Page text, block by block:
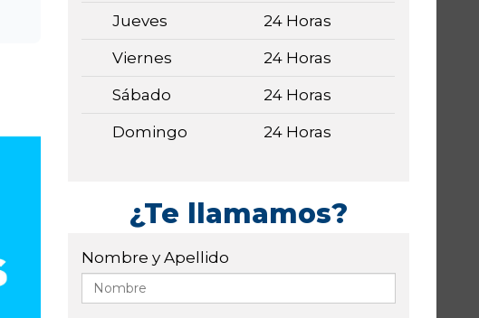
Jueves 24 Horas
Viernes 24 Horas
Sábado 24 Horas
Domingo 24 Horas
¿Te llamamos?
Nombre y Apellido